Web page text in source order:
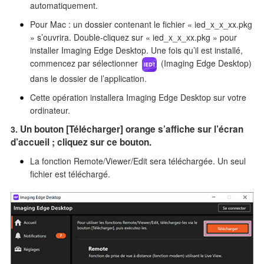
moyen de ILCE-7RM5, TetherTools TetherPro USB-C
vers USB-C et RAW compressé sans perte L (taille L : 9
504 x 6 336 pixels)
Résolution de certains problèmes.
Cette mise à jour est nécessaire pour le maintien de la
conformité du produit.
Taille du fichier: 42.3 Mo (Windows), 82.1 Mo (Mac)
3/12/2025
La version Imaging Edge Desktop 1.2.02 est lancée.
Résolution de certains problèmes.
Cette mise à jour est nécessaire pour le maintien de la
Taille du fichier: 3.76 Mo (Windows), 3.97 Mo (Mac)
3/12/2025
La version Imaging Edge Desktop (Remote/Viewer/Edit) 4.0.00
est lancée.
Ajout de la prise en charge de ILCE-7M5.
automatiquement.
Pour Mac : un dossier contenant le fichier « ied_x_x_xx.pkg
» s’ouvrira. Double-cliquez sur « ied_x_x_xx.pkg » pour
installer Imaging Edge Desktop. Une fois qu’il est installé,
commencez par sélectionner
(Imaging Edge Desktop)
dans le dossier de l’application.
Cette opération installera Imaging Edge Desktop sur votre
ordinateur.
Un bouton [Télécharger] orange s’affiche sur l’écran
d’accueil ; cliquez sur ce bouton.
La fonction Remote/Viewer/Edit sera téléchargée. Un seul
fichier est téléchargé.